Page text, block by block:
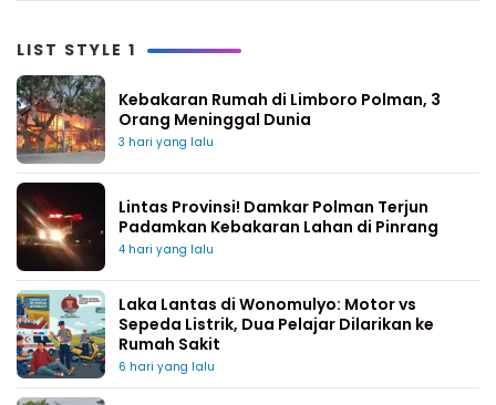
LIST STYLE 1
Kebakaran Rumah di Limboro Polman, 3
Orang Meninggal Dunia
3 hari yang lalu
Lintas Provinsi! Damkar Polman Terjun
Padamkan Kebakaran Lahan di Pinrang
4 hari yang lalu
Laka Lantas di Wonomulyo: Motor vs
Sepeda Listrik, Dua Pelajar Dilarikan ke
Rumah Sakit
6 hari yang lalu